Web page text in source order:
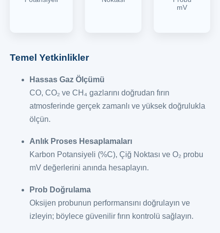
mV
Temel Yetkinlikler
Hassas Gaz Ölçümü
CO, CO₂ ve CH₄ gazlarını doğrudan fırın
atmosferinde gerçek zamanlı ve yüksek doğrulukla
ölçün.
Anlık Proses Hesaplamaları
Karbon Potansiyeli (%C), Çiğ Noktası ve O₂ probu
mV değerlerini anında hesaplayın.
Prob Doğrulama
Oksijen probunun performansını doğrulayın ve
izleyin; böylece güvenilir fırın kontrolü sağlayın.